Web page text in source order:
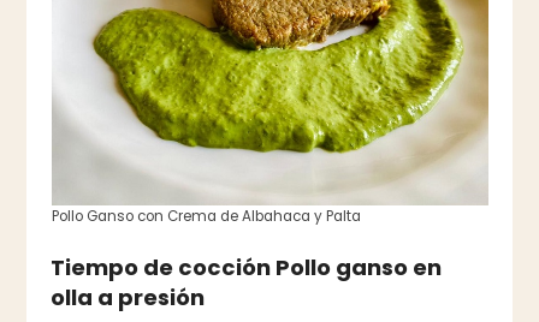
Pollo Ganso con Crema de Albahaca y Palta
Tiempo de cocción Pollo ganso en
olla a presión